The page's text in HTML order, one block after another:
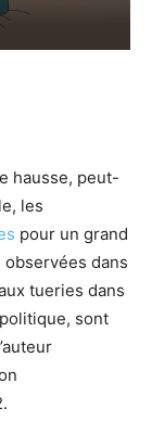
hausse, peut-
les
pour un grand
dans
tueries dans
sont